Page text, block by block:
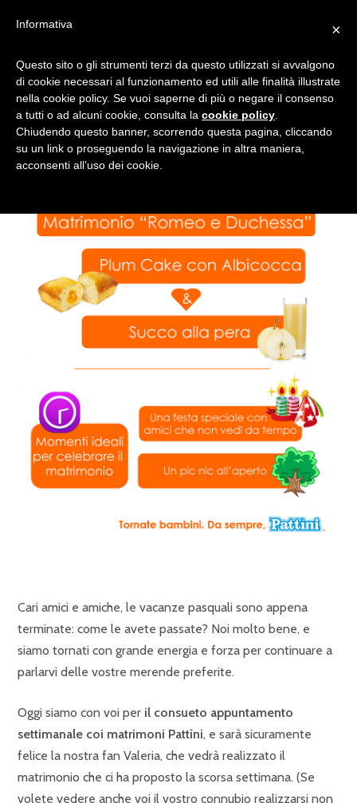
FELINI E PATTÌNI
Cari amici e amiche, le vacanze pasquali sono appena
terminate: come le avete passate? Noi molto bene, e
siamo tornati con grande energia e forza per continuare a
parlarvi delle vostre merende preferite.
Oggi siamo con voi per il consueto appuntamento
settimanale coi matrimoni Pattìni, e sarà sicuramente
felice la nostra fan Valeria, che vedrà realizzato il
matrimonio che ci ha proposto la scorsa settimana. (Se
volete vedere anche voi il vostro connubio realizzarsi non
×
Informativa
Questo sito o gli strumenti terzi da questo utilizzati si avvalgono
di cookie necessari al funzionamento ed utili alle finalità illustrate
nella cookie policy. Se vuoi saperne di più o negare il consenso
a tutti o ad alcuni cookie, consulta la cookie policy
Chiudendo questo banner, scorrendo questa pagina, cliccando
su un link o proseguendo la navigazione in altra maniera,
acconsenti all’uso dei cookie.